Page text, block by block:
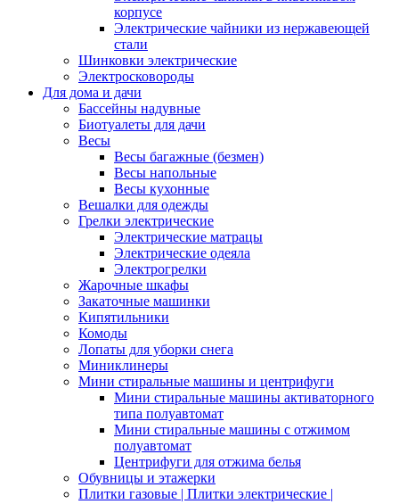
корпусе
Электрические чайники из нержавеющей
стали
Шинковки электрические
Электросковороды
Для дома и дачи
Бассейны надувные
Биотуалеты для дачи
Весы
Весы багажные (безмен)
Весы напольные
Весы кухонные
Вешалки для одежды
Грелки электрические
Электрические матрацы
Электрические одеяла
Электрогрелки
Жарочные шкафы
Закаточные машинки
Кипятильники
Комоды
Лопаты для уборки снега
Миниклинеры
Мини стиральные машины и центрифуги
Мини стиральные машины активаторного
типа полуавтомат
Мини стиральные машины с отжимом
полуавтомат
Центрифуги для отжима белья
Обувницы и этажерки
Плитки газовые | Плитки электрические |